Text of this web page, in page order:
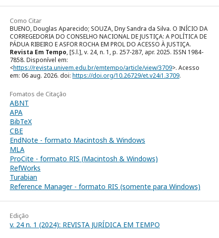
Como Citar
BUENO, Douglas Aparecido; SOUZA, Dny Sandra da Silva. O INÍCIO DA
CORREGEDORIA DO CONSELHO NACIONAL DE JUSTIÇA: A POLÍTICA DE
PÁDUA RIBEIRO E ASFOR ROCHA EM PROL DO ACESSO À JUSTIÇA.
Revista Em Tempo, [S.l.], v. 24, n. 1, p. 257-287, apr. 2025. ISSN 1984-
7858. Disponível em:
<https://revista.univem.edu.br/emtempo/article/view/3709>. Acesso
em: 06 aug. 2026. doi: https://doi.org/10.26729/et.v24i1.3709.
Fomatos de Citação
ABNT
APA
BibTeX
CBE
EndNote - formato Macintosh & Windows
MLA
ProCite - formato RIS (Macintosh & Windows)
RefWorks
Turabian
Reference Manager - formato RIS (somente para Windows)
Edição
v. 24 n. 1 (2024): REVISTA JURÍDICA EM TEMPO